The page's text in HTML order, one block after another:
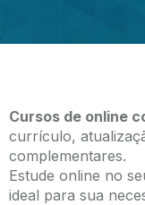
Cursos de online
currículo,
complementares.
Estude online no
ideal para sua